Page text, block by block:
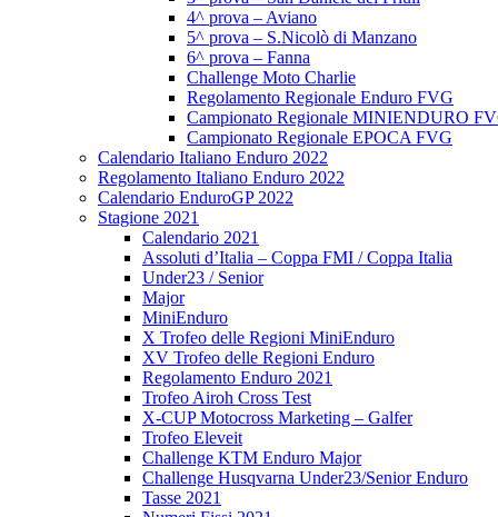
4^ prova – Aviano
5^ prova – S.Nicolò di Manzano
6^ prova – Fanna
Challenge Moto Charlie
Regolamento Regionale Enduro FVG
Campionato Regionale MINIENDURO
Campionato Regionale EPOCA FVG
Calendario Italiano Enduro 2022
Regolamento Italiano Enduro 2022
Calendario EnduroGP 2022
Stagione 2021
Calendario 2021
Assoluti d’Italia – Coppa FMI / Coppa Italia
Under23 / Senior
Major
MiniEnduro
X Trofeo delle Regioni MiniEnduro
XV Trofeo delle Regioni Enduro
Regolamento Enduro 2021
Trofeo Airoh Cross Test
X-CUP Motocross Marketing – Galfer
Trofeo Eleveit
Challenge KTM Enduro Major
Challenge Husqvarna Under23/Senior Enduro
Tasse 2021